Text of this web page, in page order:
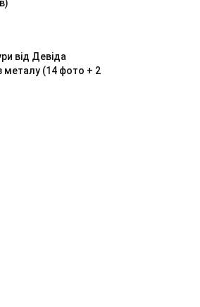
від Девіда
металу (14 фото + 2